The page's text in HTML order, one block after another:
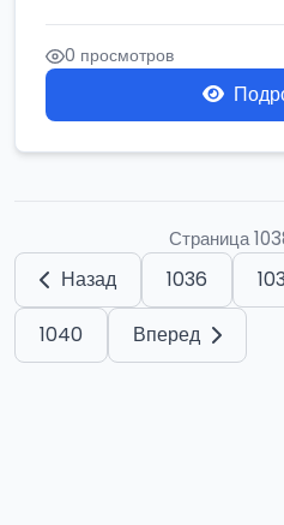
0 просмотров
Страница
Назад 1036
1040
Вперед